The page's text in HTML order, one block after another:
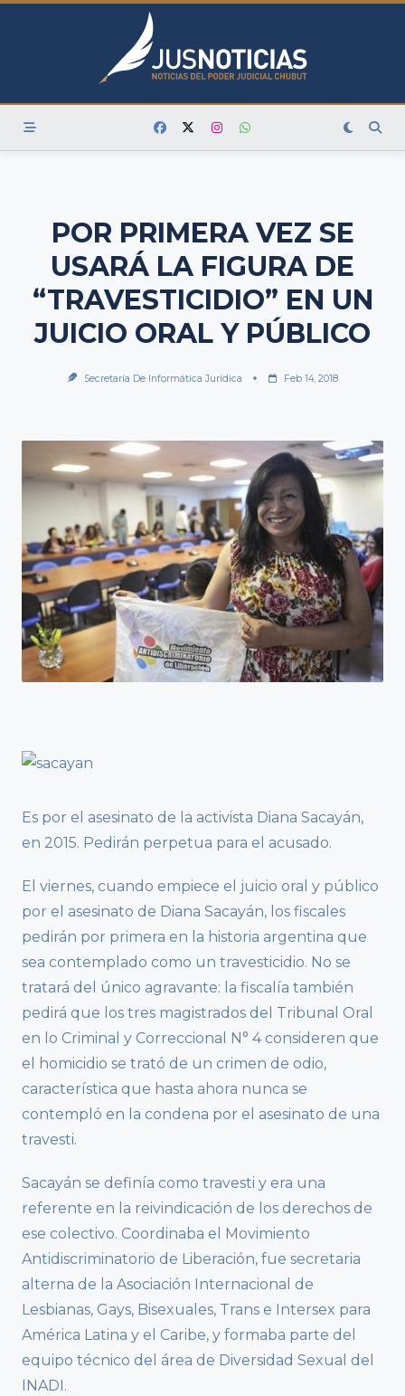
Skip
POR PRIMERA VEZ SE
USARÁ LA FIGURA DE
“TRAVESTICIDIO” EN UN
JUICIO ORAL Y PÚBLICO
Secretaría De Informática Jurídica Feb 14, 2018
Es por el asesinato de la activista Diana Sacayán,
en 2015. Pedirán perpetua para el acusado.
El viernes, cuando empiece el juicio oral y público
por el asesinato de Diana Sacayán, los fiscales
pedirán por primera en la historia argentina que
sea contemplado como un travesticidio. No se
tratará del único agravante: la fiscalía también
pedirá que los tres magistrados del Tribunal Oral
en lo Criminal y Correccional N° 4 consideren que
el homicidio se trató de un crimen de odio,
característica que hasta ahora nunca se
contempló en la condena por el asesinato de una
travesti.
Sacayán se definía como travesti y era una
referente en la reivindicación de los derechos de
ese colectivo. Coordinaba el Movimiento
Antidiscriminatorio de Liberación, fue secretaria
alterna de la Asociación Internacional de
Lesbianas, Gays, Bisexuales, Trans e Intersex para
América Latina y el Caribe, y formaba parte del
equipo técnico del área de Diversidad Sexual del
INADI.